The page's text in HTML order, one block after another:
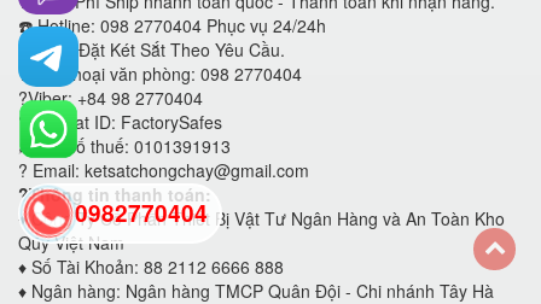
☎️ Hotline: 098 2770404 Phục vụ 24/24h
?
Nhận Đặt Két Sắt Theo Yêu Cầu.
?Điện thoại văn phòng: 098 2770404
?Viber: +84 98 2770404
?WeChat ID: FactorySafes
✍️Mã số thuế: 0101391913
? Email: ketsatchongchay@gmail.com
?Thông tin thanh toán:
♦️Công Ty Cổ Phần Thiết Bị Vật Tư Ngân Hàng và An Toàn Kho
Qũy Việt Nam
♦️ Số Tài Khoản: 88 2112 6666 888
♦️ Ngân hàng: Ngân hàng TMCP Quân Đội - Chi nhánh Tây Hà
0982770404
back